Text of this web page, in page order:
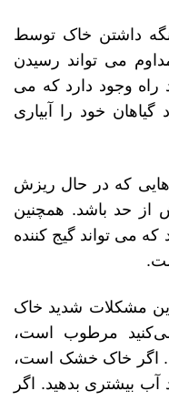
داشتن خاک توسط
مداوم می تواند رسیدن
راه وجود دارد که می
گیاهان خود را آبیاری
که در حال ریزش
از حد باشد. همچنین
می تواند گیج کننده
مشکلات شدید خاک
مرطوب است،
اگر خاک خشک است،
بیشتری بدهید. اگر